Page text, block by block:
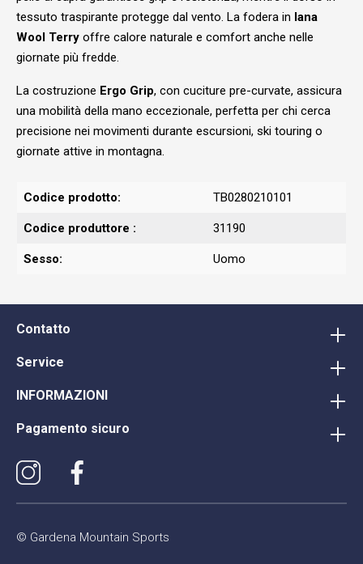
tessuto traspirante protegge dal vento. La fodera in lana
Wool Terry offre calore naturale e comfort anche nelle
giornate più fredde.
La costruzione Ergo Grip, con cuciture pre-curvate, assicura
una mobilità della mano eccezionale, perfetta per chi cerca
precisione nei movimenti durante escursioni, ski touring o
giornate attive in montagna.
Codice prodotto: TB0280210101
Codice produttore : 31190
Sesso: Uomo
Contatto
Service
INFORMAZIONI
Pagamento sicuro
© Gardena Mountain Sports